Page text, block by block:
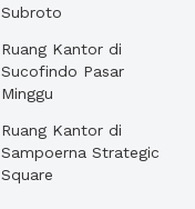
Subroto
Ruang Kantor di
Sucofindo Pasar
Minggu
Ruang Kantor di
Sampoerna Strategic
Square